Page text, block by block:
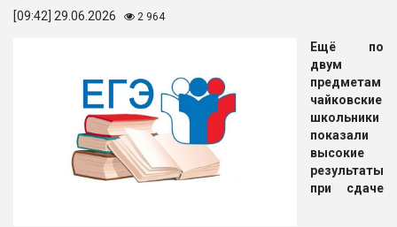
[09:42] 29.06.2026 2 964
Ещё по
двум
предметам
чайковские
школьники
показали
высокие
результаты
при сдаче